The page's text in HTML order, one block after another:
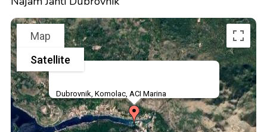
Dubrovnik, Komolac, ACI Marina
Map
Satellite